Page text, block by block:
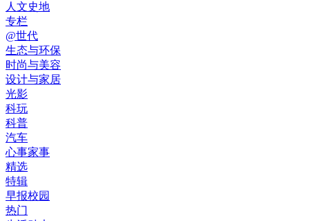
人文史地
专栏
@世代
生态与环保
时尚与美容
设计与家居
光影
科玩
科普
汽车
心事家事
精选
特辑
早报校园
热门